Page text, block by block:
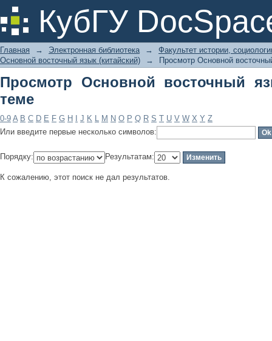
КубГУ
Просмотр Основной восточный
Главная → Электронная библиотека →
Факультет истории,
Основной восточный язык (китайский)
→ Просмотр Основной
Просмотр Основной восточный
теме
0-9 A B C D E F G H J K L M N O P Q R S T U V W X Y Z
Или введите первые несколько символов:
Порядку: Результатам:
К сожалению, этот поиск не дал результатов.